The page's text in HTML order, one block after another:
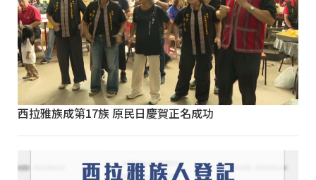
西拉雅族成第17族 原民日慶賀正名成功